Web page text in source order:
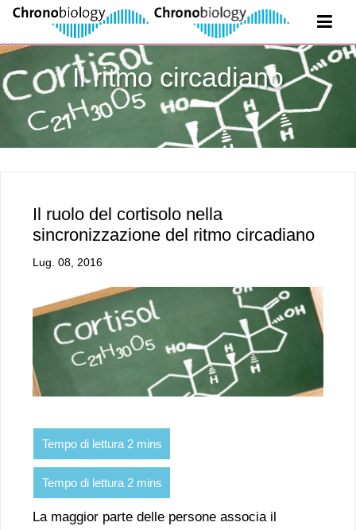
Il ritmo circadiano
Il ruolo del cortisolo nella
sincronizzazione del ritmo circadiano
Lug. 08, 2016
La maggior parte delle persone associa il